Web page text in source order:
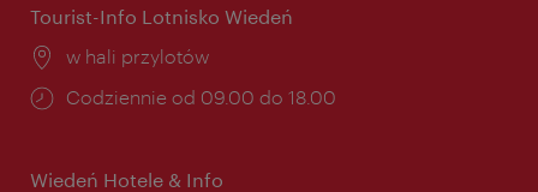
Tourist-Info Lotnisko Wiedeń
Miejsce:
w hali przylotów
Godziny
Codziennie od 09.00 do 18.00
Wiedeń Hotele & Info